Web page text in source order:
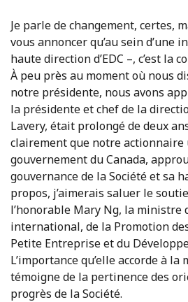
Je parle de changement, certes,
vous annoncer qu’au sein d’une
haute direction d’EDC –, c’est la
À peu près au moment où nous
notre présidente, nous avons
la présidente et chef de la
Lavery, était prolongé de deux
clairement que notre actionnaire
gouvernement du Canada,
gouvernance de la Société et sa
propos, j’aimerais saluer le
l’honorable Mary Ng, la ministre
international, de la Promotion
Petite Entreprise et du
L’importance qu’elle accorde à la
témoigne de la pertinence des
progrès de la Société.